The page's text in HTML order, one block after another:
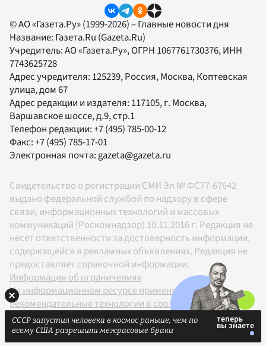
© АО «Газета.Ру» (1999-2026) – Главные новости дня
Название: Газета.Ru (Gazeta.Ru)
Учредитель:АО «Газета.Ру», ОГРН 1067761730376, ИНН
7743625728
Адрес учредителя: 125239, Россия, Москва, Коптевская
улица, дом 67
Адрес редакции и издателя: 117105, г. Москва,
Варшавское шоссе, д.9, стр.1
Телефон редакции:+7 (495) 785-00-12
Факс:+7 (495) 785-17-01
Электронная почта:gazeta@gazeta.ru
Свидетельство о регистрации СМИ Эл № ФС77-67642
выдано федеральной службой по надзору в сфере
связи, информационных технологий и массовых
коммуникаций (Роскомнадзор) 10.11.2016 г. Редакция не
несет ответственности за достоверность информации,
содержащейся в рекламных объявлениях. Редакция не
предоставляет справочной информации.
Информация об ограничениях
На информационном ресурсе применяются
рекомендательные технологии в соответствии с
Правилами
18+
СССР запустил человека в космос раньше, чем по
всему США разрешили межрасовые браки